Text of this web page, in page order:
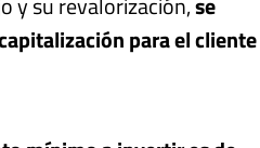
para el cliente